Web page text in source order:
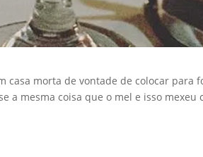
casa morta de vontade de colocar para
a mesma coisa que o mel e isso mexeu